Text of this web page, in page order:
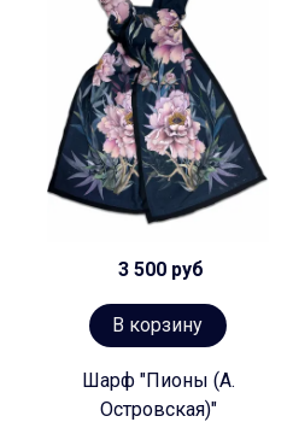
3 500 руб
В корзину
Шарф "Пионы (А.
Островская)"